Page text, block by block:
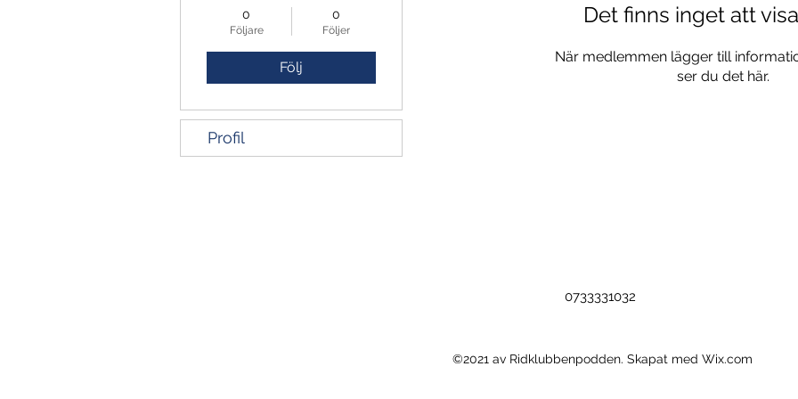
Det finns inget att
När medlemmen lägger till
ser du det här.
0
Följare
0
Följer
Följ
Profil
0733331032
©2021 av Ridklubbenpodden. Skapat med Wix.com